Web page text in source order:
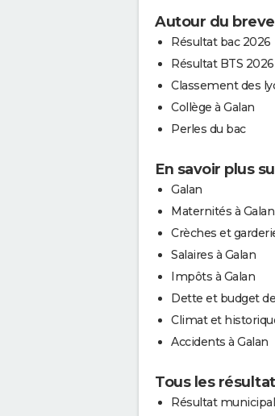
Autour du
Résultat bac 2026
Résultat BTS 2026
Classement des
Collège à Galan
Perles du bac
En savoir plus
Galan
Maternités à Galan
Crèches et
Salaires à Galan
Impôts à Galan
Dette et budget
Climat et
Accidents à Galan
Tous les
Résultat